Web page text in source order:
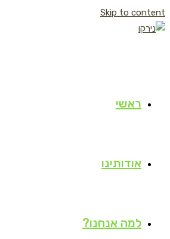
Skip to content
ראשי
אודותינו
למה אנחנו?